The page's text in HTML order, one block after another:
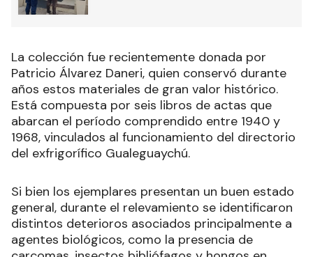
La colección fue recientemente donada por
Patricio Álvarez Daneri, quien conservó durante
años estos materiales de gran valor histórico.
Está compuesta por seis libros de actas que
abarcan el período comprendido entre 1940 y
1968, vinculados al funcionamiento del directorio
del exfrigorífico Gualeguaychú.
Si bien los ejemplares presentan un buen estado
general, durante el relevamiento se identificaron
distintos deterioros asociados principalmente a
agentes biológicos, como la presencia de